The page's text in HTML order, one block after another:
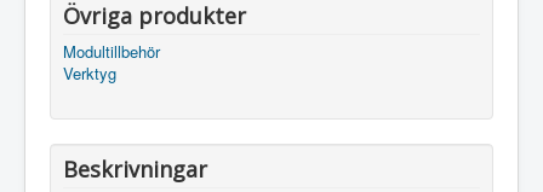
Övriga produkter
Modultillbehör
Verktyg
Beskrivningar